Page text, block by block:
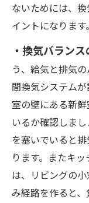
ないためには、
イントになります
・換気バラン
う、給気と排気
間換気システム
室の壁にある新
いるか確認しま
を塞いでいると
ります。またキ
は、リビングの
み経路を作ると